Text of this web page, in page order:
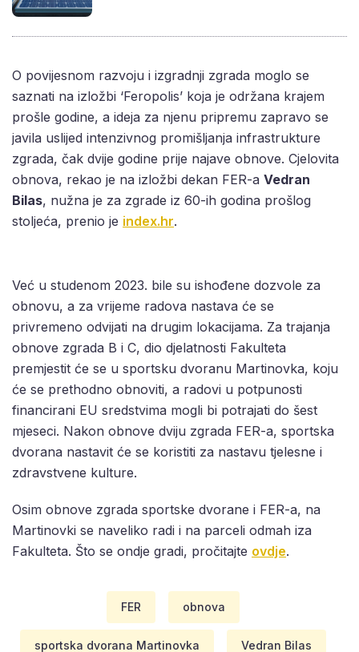
O povijesnom razvoju i izgradnji zgrada moglo se
saznati na izložbi ‘Feropolis’ koja je održana krajem
prošle godine, a ideja za njenu pripremu zapravo se
javila uslijed intenzivnog promišljanja infrastrukture
zgrada, čak dvije godine prije najave obnove. Cjelovita
obnova, rekao je na izložbi dekan FER-a Vedran
Bilas, nužna je za zgrade iz 60-ih godina prošlog
stoljeća, prenio je index.hr.
Već u studenom 2023. bile su ishođene dozvole za
obnovu, a za vrijeme radova nastava će se
privremeno odvijati na drugim lokacijama. Za trajanja
obnove zgrada B i C, dio djelatnosti Fakulteta
premjestit će se u sportsku dvoranu Martinovka, koju
će se prethodno obnoviti, a radovi u potpunosti
financirani EU sredstvima mogli bi potrajati do šest
mjeseci. Nakon obnove dviju zgrada FER-a, sportska
dvorana nastavit će se koristiti za nastavu tjelesne i
zdravstvene kulture.
Osim obnove zgrada sportske dvorane i FER-a, na
Martinovki se naveliko radi i na parceli odmah iza
Fakulteta. Što se ondje gradi, pročitajte ovdje.
FER obnova
sportska dvorana Martinovka Vedran Bilas